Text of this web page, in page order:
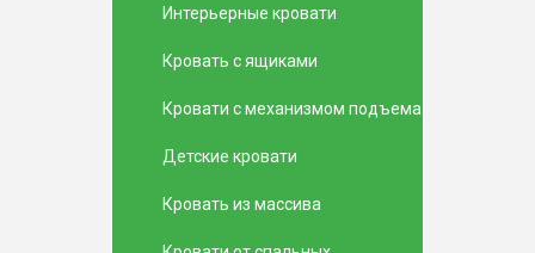
Интерьерные кровати
Кровать с ящиками
Кровати с механизмом подъема
Детские кровати
Кровать из массива